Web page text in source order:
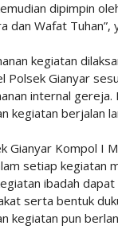
dipimpin
dan Wafat
kegiatan
Polsek Gianyar
internal gereja.
kegiatan berjalan
Gianyar Kompol I
setiap kegiatan
ibadah
serta bentuk
kegiatan pun